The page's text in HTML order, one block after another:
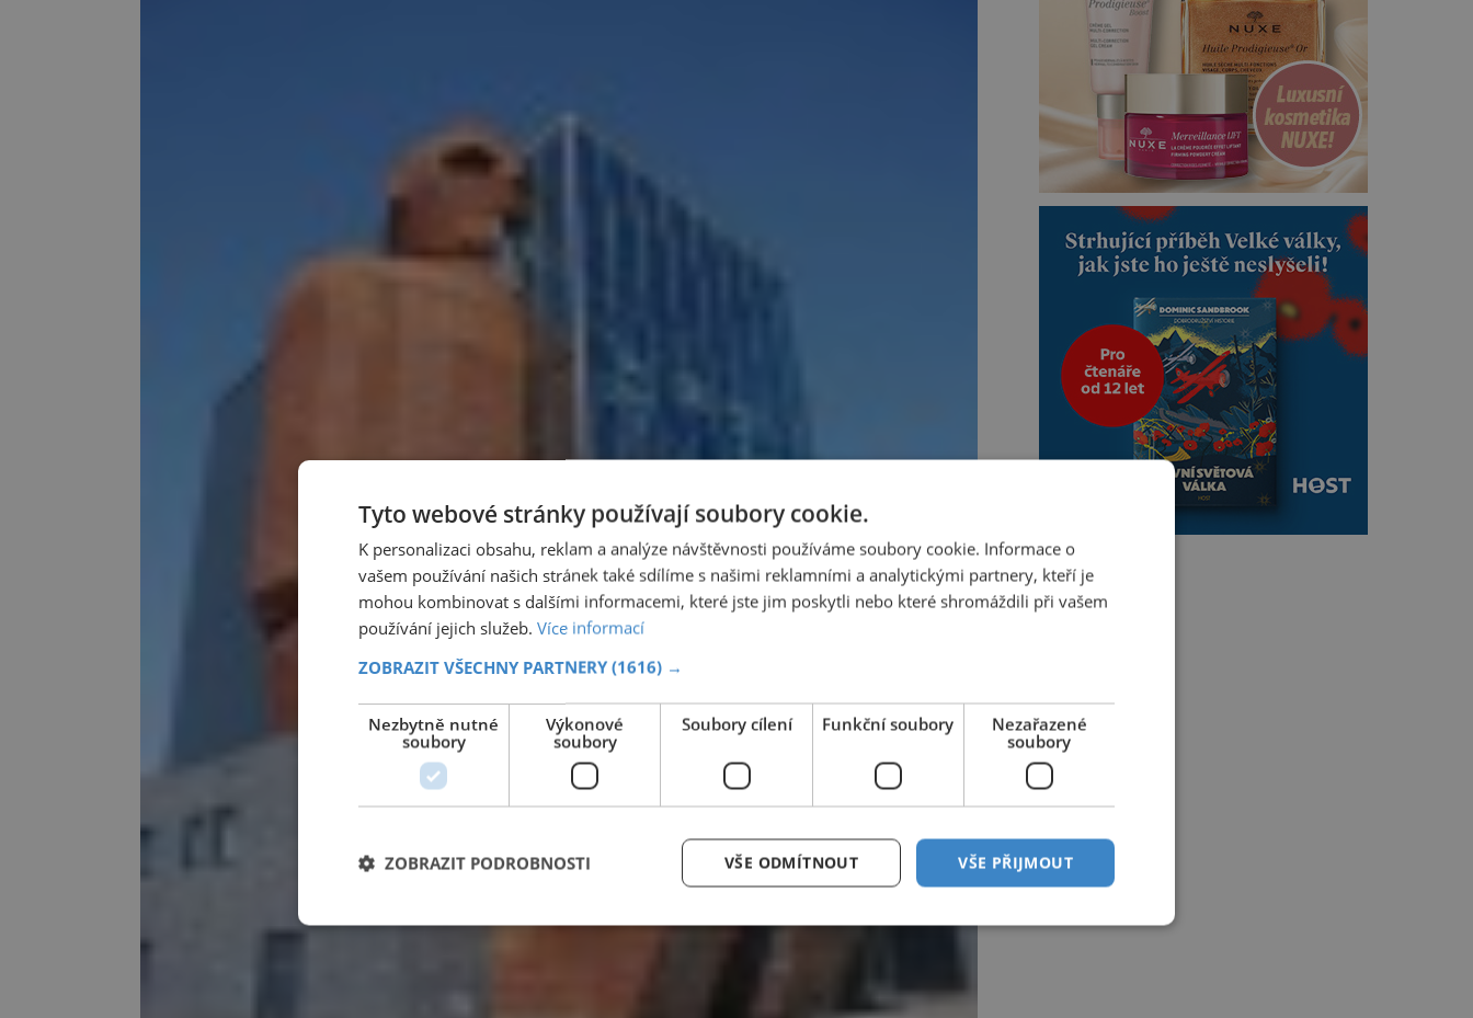
Tyto webové stránky používají soubory cookie.
K personalizaci obsahu, reklam a analýze návštěvnosti používáme soubory cookie. Informace o
vašem používání našich stránek také sdílíme s našimi reklamními a analytickými partnery, kteří je
mohou kombinovat s dalšími informacemi, které jste jim poskytli nebo které shromáždili při vašem
používání jejich služeb. Více informací
ZOBRAZIT VŠECHNY PARTNERY (1616) →
Nezbytně nutné
soubory
Výkonové
soubory
Soubory cílení Funkční soubory
Nezařazené
soubory
VŠE PŘIJMOUT
VŠE ODMÍTNOUT
ZOBRAZIT PODROBNOSTI